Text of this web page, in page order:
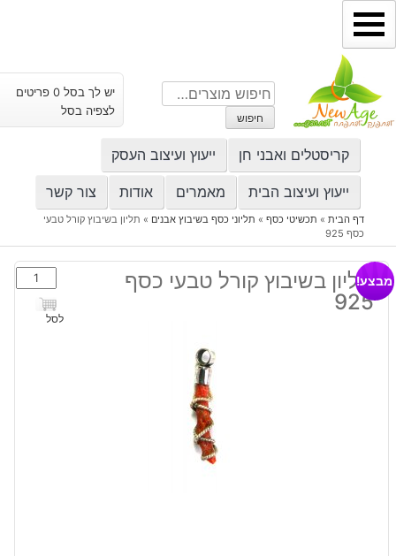
דילוג
לתוכן
חיפוש
עבור:
חיפוש
יש לך בסל 0 פריטים
לצפיה בסל
קריסטלים ואבני חן ייעוץ ועיצוב העסק
ייעוץ ועיצוב הבית מאמרים אודות צור קשר
דף הבית» תכשיטי כסף» תליוני כסף בשיבוץ אבנים » תליון בשיבוץ קורל טבעי
כסף 925
תליון בשיבוץ קורל טבעי כסף
925
כמות
של
תליון
לסל
מבצע!